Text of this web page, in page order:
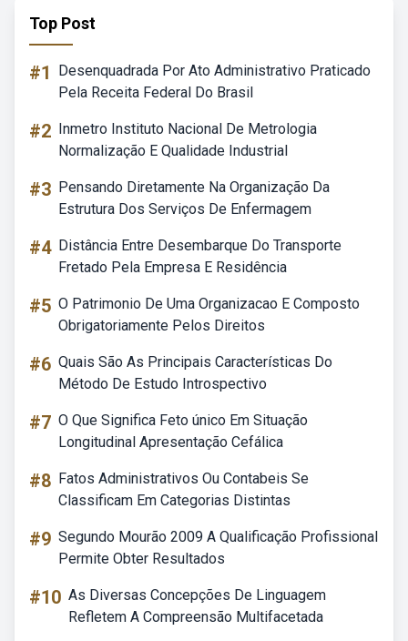
Top Post
#1
Desenquadrada Por Ato Administrativo Praticado
Pela Receita Federal Do Brasil
#2 Inmetro Instituto Nacional De Metrologia
Normalização E Qualidade Industrial
#3 Pensando Diretamente Na Organização Da
Estrutura Dos Serviços De Enfermagem
#4 Distância Entre Desembarque Do Transporte
Fretado Pela Empresa E Residência
#5 O Patrimonio De Uma Organizacao E Composto
Obrigatoriamente Pelos Direitos
#6 Quais São As Principais Características Do
Método De Estudo Introspectivo
#7 O Que Significa Feto único Em Situação
Longitudinal Apresentação Cefálica
#8 Fatos Administrativos Ou Contabeis Se
Classificam Em Categorias Distintas
#9 Segundo Mourão 2009 A Qualificação Profissional
Permite Obter Resultados
#10 As Diversas Concepções De Linguagem
Refletem A Compreensão Multifacetada